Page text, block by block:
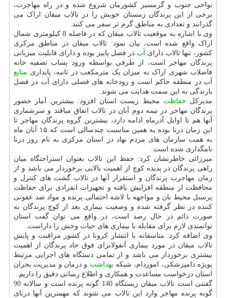
نواحی جنوب و گرمسیر کشورمان شروع شده و در راه مهاجرت،
برخی از این پرندگان زمستان خویش را در تالاب میقان اراک می
گذرانند و تعدادی به مناطق گرم تر سفر می کنند.
وی با اشاره به موقعیت تالاب میقان که در فاصله 8 کیلومتری شمال
اراک واقع شده است، بیان نمود: تالاب میقان در مناطق مرکزی
کشور، تنها تالاب دارای آب در فصل پاییز بوده و دارای قابلیت میزبانی
پرندگان مهاجر است، از طرفی بواسطه ورود پساب تصفیه خانه
فاضلاب شهری اراک به میزان یک مترمکعب در ثانیه، پایداری منابع
آب در منطقه حاکم است و رودخانه های فصلی دارای آب در فصل
بارندگی به این سمت هدایت می شوند.
مدیرکل حفاظت محیط زیست استان افزود: بیشترین آمار حضور
پرندگان مهاجر در نیمه دوم آبان در تالاب اتفاق می‎افتد و سرشماری
آنها هم تا اوایل آذرماه ادامه دارد، بیشترین گروه پرندگان مهاجر تا
این زمان درنا بوده به همین مناسبت چندسالی است که ۱۵ آبان ماه
به همت سازمان های مردم نهاد در استان مرکزی به نام روز درنا
نامگذاری شده است.
میرزائی خاطرنشان کرد: حفظ این تالاب بعنوان استراحتگاه میان
راهی پرندگان در پدیده کوچ از اهمیت بالایی برخوردار می باشد و از
زمان مهاجرت پرندگان و استقرار آنها در تالاب گشت های کنترل و
محافظت از منطقه افزایش یافته و تجهیزات انفرادی برای حفاظت
پرسنل محیط بان و مواجهه با لاشه احتمالی پرنده و مواد ضد عفونی
کننده در نظر گرفته شده و وضعیت بیماری بعد از کوچ پرندگان به
صورت دائم در حال رصد است، در واقع می توان گفت استان
توانمندی لازم برای مقابله با بیماری های حیات وحش را داراست.
وی اضافه کرد: متاسفانه با انتشار کرونا در کشور مراقبت و پایش
تالاب میقان در مورد بیماری آنفولانزای فوق حاد پرندگان از اهمیت
بیشتری برخوردار می باشد و از تمامی دستگاه های اجرایی مرتبط
بویژه دامپزشکی، اموردام، شبکه بهداشت و درمان و مدیریت بحران
استان درخواست مساعدت و همکاری و اطلاع رسانی دقیق را داریم.
گفتنی است تالاب میقان زیستگاه 140 گونه پرنده است و سالانه 90
گونه پرنده مهاجر وارد این تالاب می شوند که مهمترین آنها درنای